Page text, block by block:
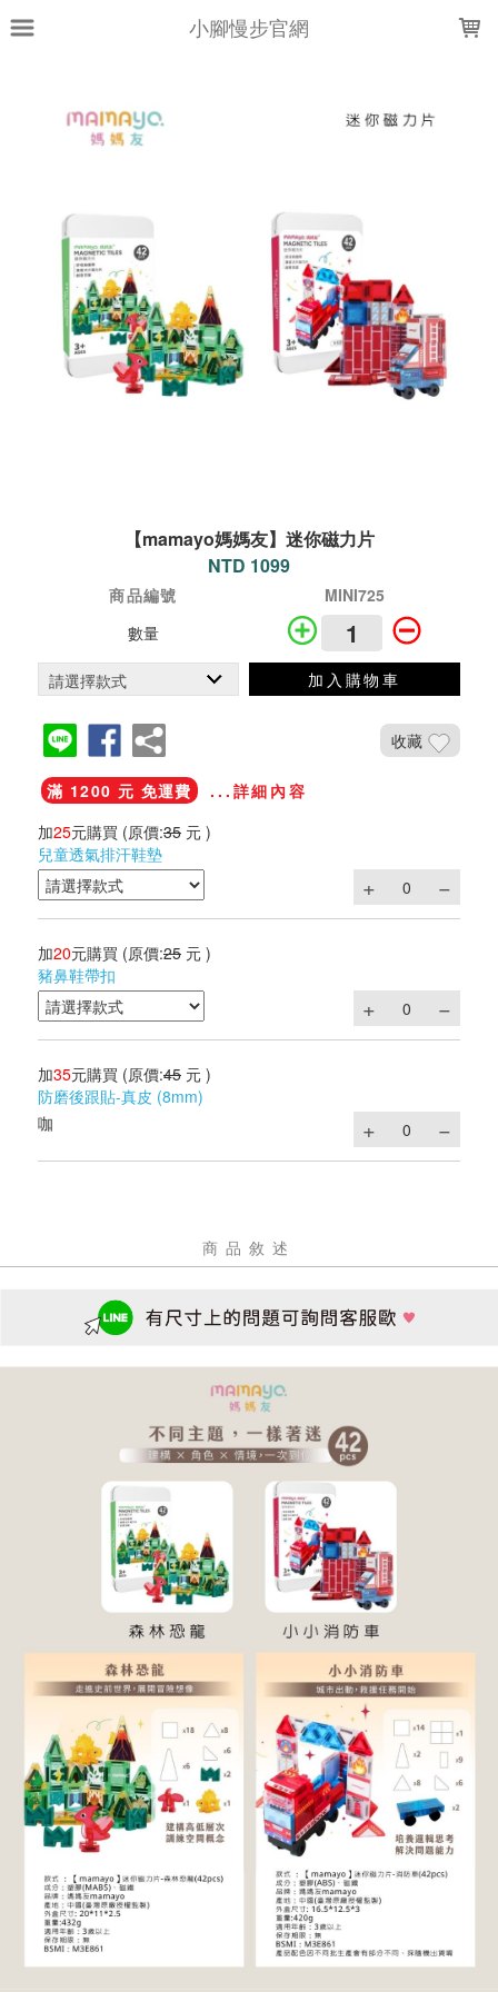
小腳慢步官網
【mamayo媽媽友】迷你磁力片
NTD 1099
商品編號
MINI725
數量
加入購物車
收藏
滿 1200 元 免運費
...詳細內容
加25元購買 (原價:35 元 )
兒童透氣排汗鞋墊
加20元購買 (原價:25 元 )
豬鼻鞋帶扣
加35元購買 (原價:45 元 )
防磨後跟貼-真皮 (8mm)
咖
商品敘述